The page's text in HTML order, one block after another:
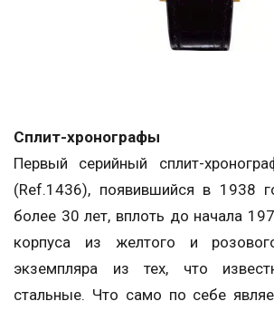
Сплит-хронографы
Первый серийный сплит-
(Ref.1436), появившийся в 1938
более 30 лет, вплоть до начала
корпуса из желтого и
экземпляра из тех, что
стальные. Что само по себе